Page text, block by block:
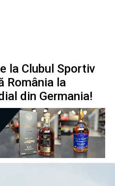
la Clubul Sportiv
România la
din Germania!